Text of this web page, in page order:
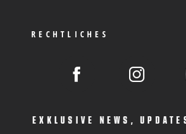
RECHTLICHES
EXKLUSIVE NEWS,